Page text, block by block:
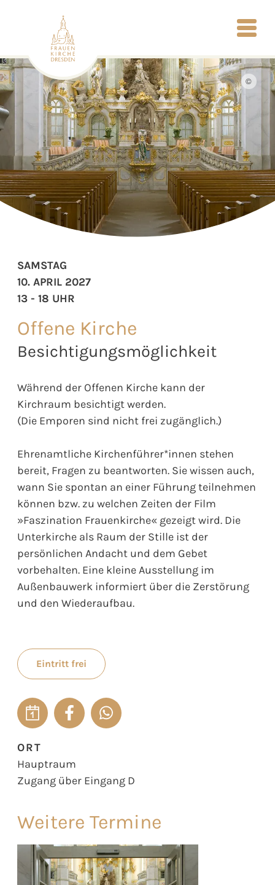
©
Offene Kirche
Besichtigungsmöglichkeit
Während der Offenen Kirche kann der
Kirchraum besichtigt werden.
(Die Emporen sind nicht frei zugänglich.)
Ehrenamtliche Kirchenführer*innen stehen
bereit, Fragen zu beantworten. Sie wissen auch,
wann Sie spontan an einer Führung teilnehmen
können bzw. zu welchen Zeiten der Film
»Faszination Frauenkirche« gezeigt wird. Die
Unterkirche als Raum der Stille ist der
persönlichen Andacht und dem Gebet
vorbehalten. Eine kleine Ausstellung im
Außenbauwerk informiert über die Zerstörung
und den Wiederaufbau.
Eintritt frei
SAMSTAG
10. APRIL 2027
13 - 18 UHR
ORT
Hauptraum
Zugang über Eingang D
Weitere Termine